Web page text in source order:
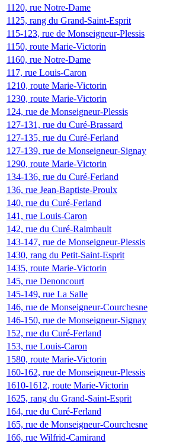
1120, rue Notre-Dame
1125, rang du Grand-Saint-Esprit
115-123, rue de Monseigneur-Plessis
1150, route Marie-Victorin
1160, rue Notre-Dame
117, rue Louis-Caron
1210, route Marie-Victorin
1230, route Marie-Victorin
124, rue de Monseigneur-Plessis
127-131, rue du Curé-Brassard
127-135, rue du Curé-Ferland
127-139, rue de Monseigneur-Signay
1290, route Marie-Victorin
134-136, rue du Curé-Ferland
136, rue Jean-Baptiste-Proulx
140, rue du Curé-Ferland
141, rue Louis-Caron
142, rue du Curé-Raimbault
143-147, rue de Monseigneur-Plessis
1430, rang du Petit-Saint-Esprit
1435, route Marie-Victorin
145, rue Denoncourt
145-149, rue La Salle
146, rue de Monseigneur-Courchesne
146-150, rue de Monseigneur-Signay
152, rue du Curé-Ferland
153, rue Louis-Caron
1580, route Marie-Victorin
160-162, rue de Monseigneur-Plessis
1610-1612, route Marie-Victorin
1625, rang du Grand-Saint-Esprit
164, rue du Curé-Ferland
165, rue de Monseigneur-Courchesne
166, rue Wilfrid-Camirand